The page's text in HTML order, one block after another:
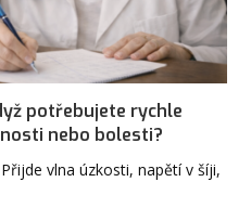
potřebujete rychle
nebo bolesti?
vlna úzkosti, napětí v šíji,